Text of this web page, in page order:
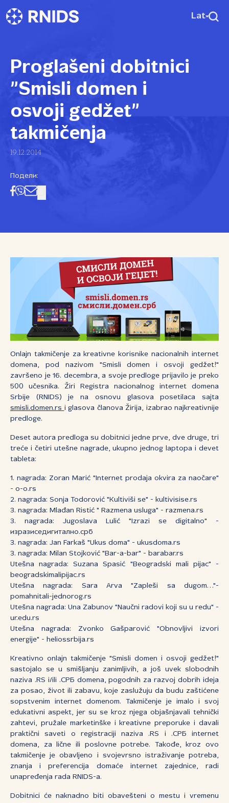
Lat
Proglašeni dobitnici
”Smisli domen i
osvoji gedžet”
takmičenja
19.12.2014
Подели:
Onlajn takmičenje za kreativne korisnike nacionalnih internet
domena, pod nazivom "Smisli domen i osvoji gedžet!"
završeno je 16. decembra, a svoje predloge prijavilo je preko
500 učesnika. Žiri Registra nacionalnog internet domena
Srbije (RNIDS) je na osnovu glasova posetilaca sajta
smisli.domen.rs i glasova članova Žirija, izabrao najkreativnije
predloge.
Deset autora predloga su dobitnici jedne prve, dve druge, tri
treće i četiri utešne nagrade, ukupno jednog laptopa i devet
tableta:
1. nagrada: Zoran Marić "Internet prodaja okvira za naočare"
- o-o.rs
2. nagrada: Sonja Todorović "Kultiviši se" - kultivisise.rs
3. nagrada: Mlađan Ristić " Razmena usluga" - razmena.rs
3. nagrada: Jugoslava Lulić "Izrazi se digitalno" -
изразиседигитално.срб
3. nagrada: Jan Farkaš "Ukus doma" - ukusdoma.rs
3. nagrada: Milan Stojković "Bar-a-bar" - barabar.rs
Utešna nagrada: Suzana Spasić "Beogradski mali pijac" -
beogradskimalipijac.rs
Utešna nagrada: Sara Arva "Zapleši sa dugom…"-
pomahnitali-jednorog.rs
Utešna nagrada: Una Zabunov "Naučni radovi koji su u redu" -
ur.edu.rs
Utešna nagrada: Zvonko Gašparović "Obnovljivi izvori
energije" - heliossrbija.rs
Kreativno onlajn takmičenje "Smisli domen i osvoji gedžet!"
sastojalo se u smišljanju zanimljivih, a još uvek slobodnih
naziva .RS i/ili .СРБ domena, pogodnih za razvoj dobrih ideja
za posao, život ili zabavu, koje zaslužuju da budu zaštićene
sopstvenim internet domenom. Takmičenje je imalo i svoj
edukativni aspekt, jer su se kroz njega objašnjavali tehnički
zahtevi, pružale marketinške i kreativne preporuke i davali
praktični saveti o registraciji naziva .RS i .СРБ internet
domena, za lične ili poslovne potrebe. Takođe, kroz ovo
takmičenje je obavljeno i svojevrsno istraživanje potreba,
znanja i preferencija domaće internet zajednice, radi
unapređenja rada RNIDS-a.
Dobitnici će naknadno biti obavešteni o mestu i vremenu